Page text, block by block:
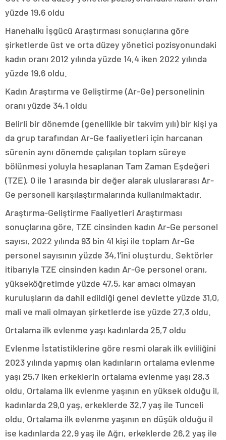
yüzde 19,6 oldu
Hanehalkı İşgücü Araştırması sonuçlarına göre
şirketlerde üst ve orta düzey yönetici pozisyonundaki
kadın oranı 2012 yılında yüzde 14,4 iken 2022 yılında
yüzde 19,6 oldu.
Kadın Araştırma ve Geliştirme (Ar-Ge) personelinin
oranı yüzde 34,1 oldu
Belirli bir dönemde (genellikle bir takvim yılı) bir kişi ya
da grup tarafından Ar-Ge faaliyetleri için harcanan
sürenin aynı dönemde çalışılan toplam süreye
bölünmesi yoluyla hesaplanan Tam Zaman Eşdeğeri
(TZE), 0 ile 1 arasında bir değer alarak uluslararası Ar-
Ge personeli karşılaştırmalarında kullanılmaktadır.
Araştırma-Geliştirme Faaliyetleri Araştırması
sonuçlarına göre, TZE cinsinden kadın Ar-Ge personel
sayısı, 2022 yılında 93 bin 41 kişi ile toplam Ar-Ge
personel sayısının yüzde 34,1’ini oluşturdu. Sektörler
itibarıyla TZE cinsinden kadın Ar-Ge personel oranı,
yükseköğretimde yüzde 47,5, kar amacı olmayan
kuruluşların da dahil edildiği genel devlette yüzde 31,0,
mali ve mali olmayan şirketlerde ise yüzde 27,3 oldu.
Ortalama ilk evlenme yaşı kadınlarda 25,7 oldu
Evlenme İstatistiklerine göre resmi olarak ilk evliliğini
2023 yılında yapmış olan kadınların ortalama evlenme
yaşı 25,7 iken erkeklerin ortalama evlenme yaşı 28,3
oldu. Ortalama ilk evlenme yaşının en yüksek olduğu il,
kadınlarda 29,0 yaş, erkeklerde 32,7 yaş ile Tunceli
oldu. Ortalama ilk evlenme yaşının en düşük olduğu il
ise kadınlarda 22,9 yaş ile Ağrı, erkeklerde 26,2 yaş ile